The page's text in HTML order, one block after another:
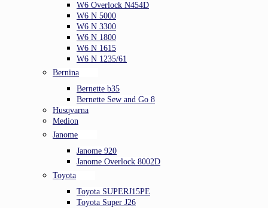
W6 Overlock N454D
W6 N 5000
W6 N 3300
W6 N 1800
W6 N 1615
W6 N 1235/61
Bernina
Bernette b35
Bernette Sew and Go 8
Husqvarna
Medion
Janome
Janome 920
Janome Overlock 8002D
Toyota
Toyota SUPERJ15PE
Toyota Super J26